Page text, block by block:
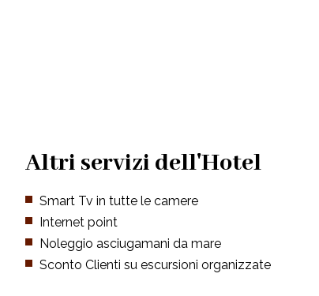
Altri servizi dell'Hotel
Smart Tv in tutte le camere
Internet point
Noleggio asciugamani da mare
Sconto Clienti su escursioni organizzate